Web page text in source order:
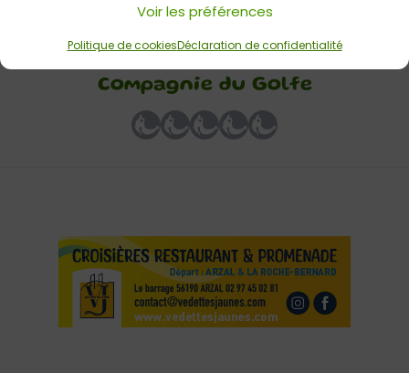
Voir les préférences
Politique de cookiesDéclaration de confidentialité
Votre avis sur
Compagnie du Golfe